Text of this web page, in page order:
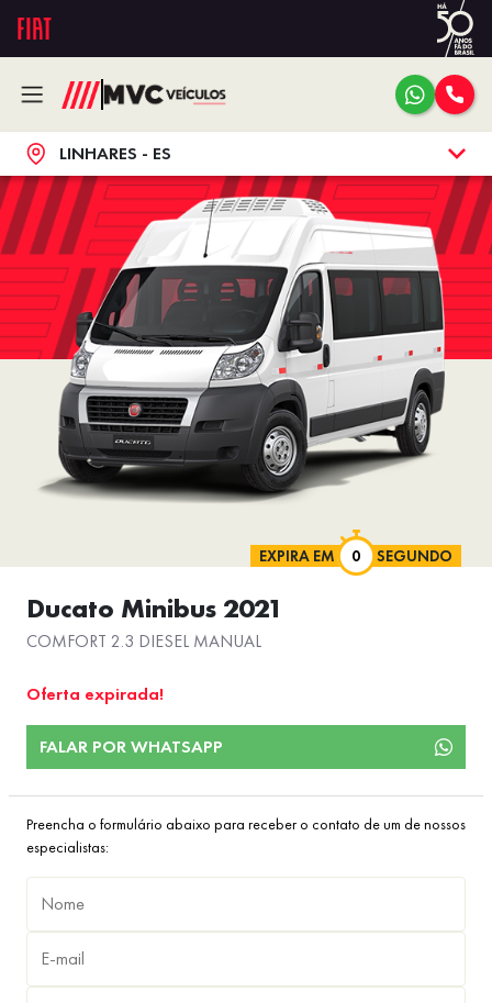
LINHARES - ES
EXPIRA EM SEGUNDO
Ducato Minibus 2021
COMFORT 2.3 DIESEL MANUAL
Oferta expirada!
FALAR POR WHATSAPP
Preencha o formulário abaixo para receber o contato de um de nossos
especialistas: